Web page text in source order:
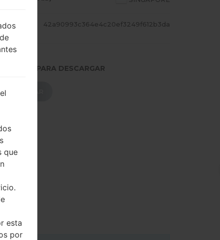
42a90993c364e4c20ef3249f612b3da
PARA DESCARGAR
DESCARGAR
que
esta
por